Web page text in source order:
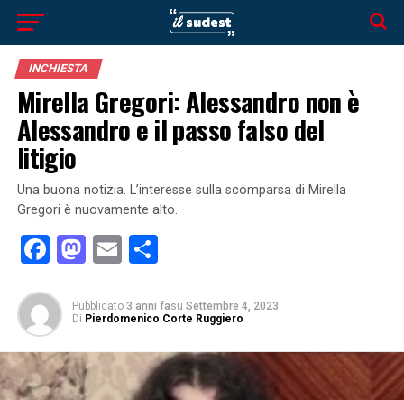
INCHIESTA
Mirella Gregori: Alessandro non è
Alessandro e il passo falso del
litigio
Una buona notizia. L’interesse sulla scomparsa di Mirella
Gregori è nuovamente alto.
Facebook
Mastodon
EmailCondividi
Pubblicato 3 anni fasu Settembre 4, 2023
Di Pierdomenico Corte Ruggiero